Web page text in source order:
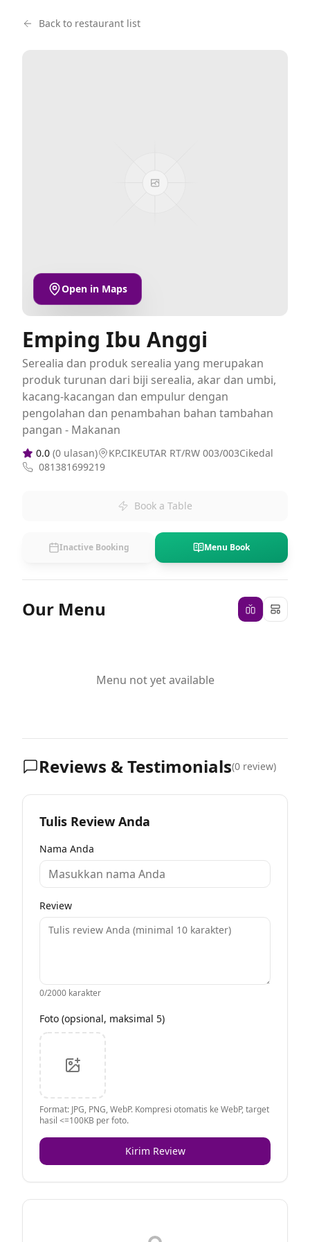
Back to restaurant list
Open in Maps
Emping Ibu Anggi
Serealia dan produk serealia yang merupakan
produk turunan dari biji serealia, akar dan umbi,
kacang-kacangan dan empulur dengan
pengolahan dan penambahan bahan tambahan
pangan - Makanan
0.0 (0 ulasan)
KP.CIKEUTAR RT/RW 003/003Cikedal
081381699219
Book a Table
Inactive Booking Menu Book
Our Menu
Menu not yet available
Reviews & Testimonials(0 review)
Tulis Review Anda
Nama Anda
Review
0/2000 karakter
Foto (opsional, maksimal 5)
Format: JPG, PNG, WebP. Kompresi otomatis ke WebP, target
hasil <=100KB per foto.
Kirim Review